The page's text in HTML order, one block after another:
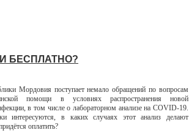
БЕСПЛАТНО?
Мордовия поступает немало обращений по вопросам
помощи в условиях распространения новой
в том числе о лабораторном анализе на COVID-19.
интересуются, в каких случаях этот анализ делают
оплатить?